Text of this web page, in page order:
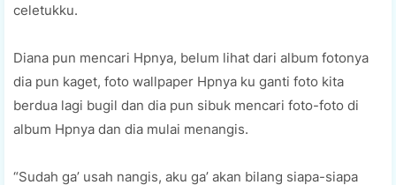
celetukku.
Diana pun mencari Hpnya, belum lihat dari album fotonya
dia pun kaget, foto wallpaper Hpnya ku ganti foto kita
berdua lagi bugil dan dia pun sibuk mencari foto-foto di
album Hpnya dan dia mulai menangis.
“Sudah ga’ usah nangis, aku ga’ akan bilang siapa-siapa